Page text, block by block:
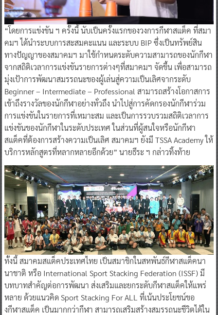
“โดยการแข่งขัน ฯ ครั้งนี้ นับเป็นครั้งแรกของวงการกีฬาสแต็ค ที่สมา
คมฯ ได้นำระบบการสะสมคะแนน และระบบ BIP ซึ่งเป็นทรัพย์สิน
ทางปัญญาของสมาคมฯ มาใช้กำหนดระดับความสามารถของนักกีฬา
จากสถิติเวลาการแข่งขันรายการต่างๆที่สมาคมฯ จัดขึ้น เพื่อสามารถ
มุ่งเป้าการพัฒนาสมรรถนะของผู้เล่นสู่ความเป็นเลิศจากระดับ
Beginner – Intermediate – Professional สามารถสร้างโอกาสการ
เข้าถึงรางวัลของนักกีฬาอย่างทั่วถึง นำไปสู่การคัดกรองนักกีฬาร่วม
การแข่งขันในรายการที่เหมาะสม และเป็นการรวบรวมสถิติเวลาการ
แข่งขันของนักกีฬาในระดับประเทศ ในส่วนที่ผู้สนใจหรือนักกีฬา
สแต็คที่ต้องการสร้างความเป็นเลิศ สมาคมฯ ยังมี TSSA Academy ให้
บริการหลักสูตรที่หลากหลายอีกด้วย” นายธีระ ฯ กล่าวทิ้งท้าย
ทั้งนี้ สมาคมสแต็คประเทศไทย เป็นสมาชิกในสหพันธ์กีฬาสแต็คนา
นาชาติ หรือ International Sport Stacking Federation (ISSF) มี
บทบาทสำคัญต่อการพัฒนา ส่งเสริมและยกระดับกีฬาสแต็คให้แพร่
หลาย ด้วยแนวคิด Sport Stacking For ALL ที่เน้นประโยชน์ขอ
งกีฬาสแต็ค เป็นมากกว่ากีฬา สามารถเสริมสร้างสมรรถนะชีวิตได้ใน